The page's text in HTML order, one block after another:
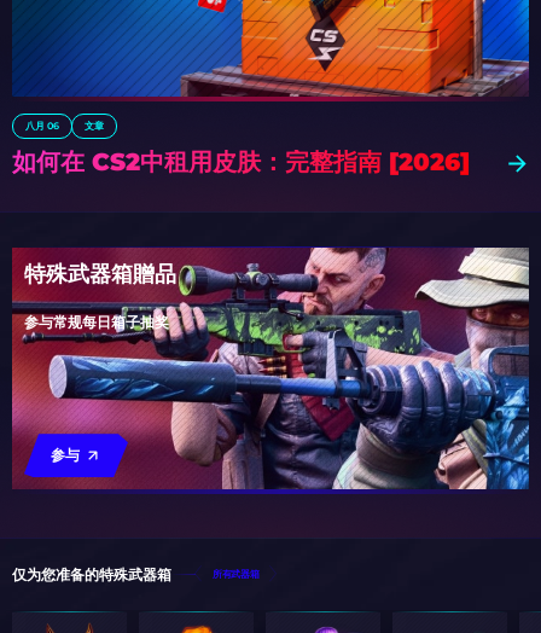
八月 06 文章
如何在 CS2中租用皮肤：完整指南 [2026]
特殊武器箱贈品
参与常规每日箱子抽奖
参与
仅为您准备的特殊武器箱 所有武器箱